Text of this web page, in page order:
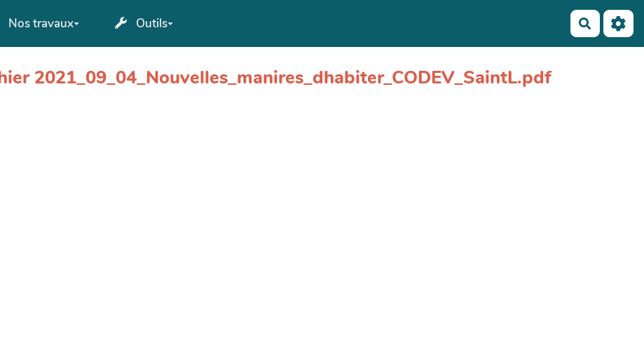
Nos travaux Outils
2021_09_04_Nouvelles_manires_dhabiter_CODEV_SaintL.pdf